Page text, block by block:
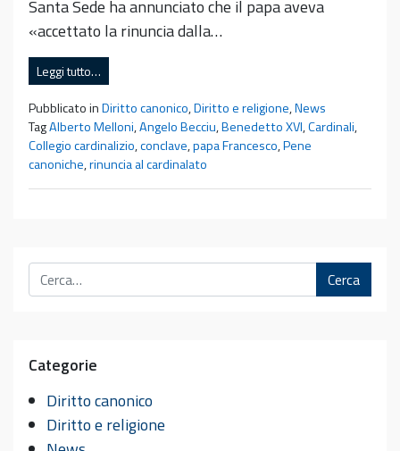
Santa Sede ha annunciato che il papa aveva
«accettato la rinuncia dalla…
Leggi tutto…
Pubblicato inDiritto canonico,Diritto e religione,News
TagAlberto Melloni,Angelo Becciu,Benedetto XVI,Cardinali,
Collegio cardinalizio,conclave,papa Francesco,Pene
canoniche,rinuncia al cardinalato
Cerca
Categorie
Diritto canonico
Diritto e religione